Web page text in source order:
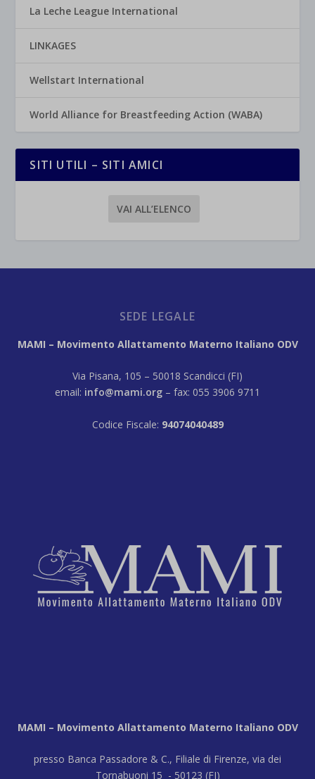
La Leche League International
LINKAGES
Wellstart International
World Alliance for Breastfeeding Action (WABA)
SITI UTILI – SITI AMICI
VAI ALL’ELENCO
SEDE LEGALE
MAMI – Movimento Allattamento Materno Italiano ODV
Via Pisana, 105 – 50018 Scandicci (FI)
email: info@mami.org – fax: 055 3906 9711
Codice Fiscale: 94074040489
MAMI – Movimento Allattamento Materno Italiano ODV
presso Banca Passadore & C., Filiale di Firenze, via dei
Tornabuoni 15 - 50123 (FI)